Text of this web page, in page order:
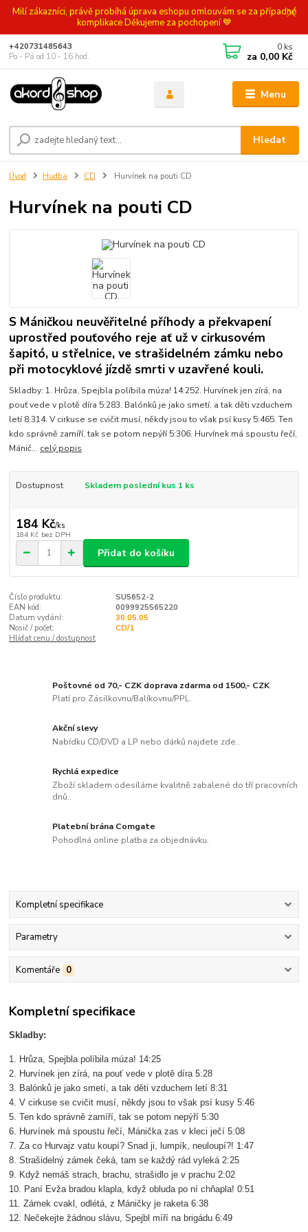
Milí zákazníci, právě probíhá úprava eshopu omlouvám se za případné
komplikace Děkujeme za pochopení 💙
Menu
Hledat
+420731485643
Po - Pá od 10 - 16 hod.
0 ks
za 0,00 Kč
Úvod Hudba CD Hurvínek na pouti CD
Hurvínek na pouti CD
S Máničkou neuvěřitelné příhody a překvapení
uprostřed pouťového reje ať už v cirkusovém
šapitó, u střelnice, ve strašidelném zámku nebo
při motocyklové jízdě smrti v uzavřené kouli.
Skladby: 1. Hrůza, Spejbla políbila múza! 14:252. Hurvínek jen zírá, na
pouť vede v plotě díra 5:283. Balónků je jako smetí, a tak děti vzduchem
letí 8:314. V cirkuse se cvičit musí, někdy jsou to však psí kusy 5:465. Ten
kdo správně zamíří, tak se potom nepýří 5:306. Hurvínek má spoustu řečí,
Mánič... celý popis
Dostupnost Skladem poslední kus 1 ks
184 Kč/ks
184 Kč bez DPH
Přidat do košíku
Číslo produktu:
SU5652-2
EAN kód:
0099925565220
Datum vydání:
30.05.05
Nosič / počet:
CD/1
Hlídat cenu / dostupnost
Poštovné od 70,- CZK doprava zdarma od 1500,- CZK
Platí pro Zásilkovnu/Balíkovnu/PPL.
Akční slevy
Nabídku CD/DVD a LP nebo dárků najdete zde..
Rychlá expedice
Zboží skladem odesíláme kvalitně zabalené do tří pracovních
dnů..
Platební brána Comgate
Pohodlná online platba za objednávku.
Kompletní specifikace
Parametry
Komentáře 0
Kompletní specifikace
Skladby:
1. Hrůza, Spejbla políbila múza! 14:25
2. Hurvínek jen zírá, na pouť vede v plotě díra 5:28
3. Balónků je jako smetí, a tak děti vzduchem letí 8:31
4. V cirkuse se cvičit musí, někdy jsou to však psí kusy 5:46
5. Ten kdo správně zamíří, tak se potom nepýří 5:30
6. Hurvínek má spoustu řečí, Mánička zas v kleci ječí 5:08
7. Za co Hurvajz vatu koupí? Snad ji, lumpík, neuloupí?! 1:47
8. Strašidelný zámek čeká, tam se každý rád vyleká 2:25
9. Když nemáš strach, brachu, strašidlo je v prachu 2:02
10. Paní Evža bradou klapla, když obluda po ní chňapla! 0:51
11. Zámek cvakl, odlétá, z Máničky je raketa 6:38
12. Nečekejte žádnou slávu, Spejbl míří na brigádu 6:49